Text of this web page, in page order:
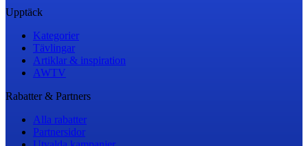
Upptäck
Kategorier
Tävlingar
Artiklar & inspiration
AWTV
Rabatter & Partners
Alla rabatter
Partnersidor